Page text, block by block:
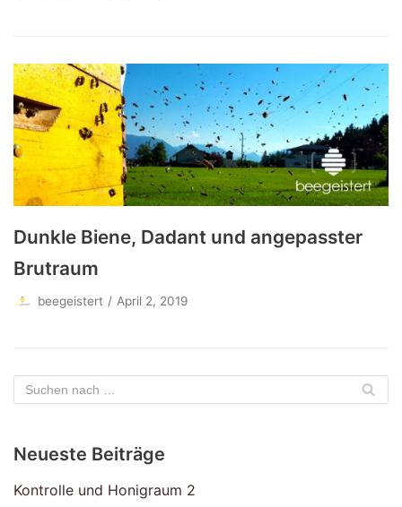
Dunkle Biene, Dadant und angepasster
Brutraum
beegeistert April 2, 2019
Neueste Beiträge
Kontrolle und Honigraum 2